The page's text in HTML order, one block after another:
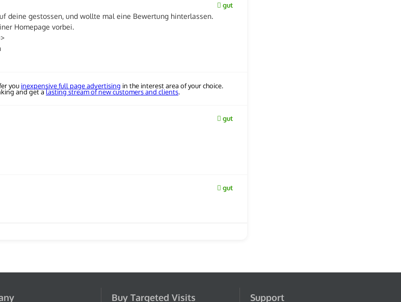
gut
deine gestossen, und wollte mal eine Bewertung hinterlassen.
Homepage vorbei.
you inexpensive full page advertising in the interest area of your choice.
and get alasting stream of new customers and clients.
gut
gut
Buy Targeted Visits Support